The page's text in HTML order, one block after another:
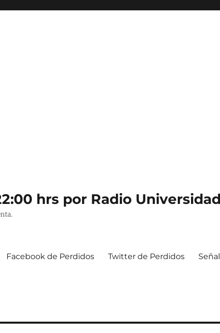
hrs por Radio
Facebook de Perdidos Twitter de Perdidos